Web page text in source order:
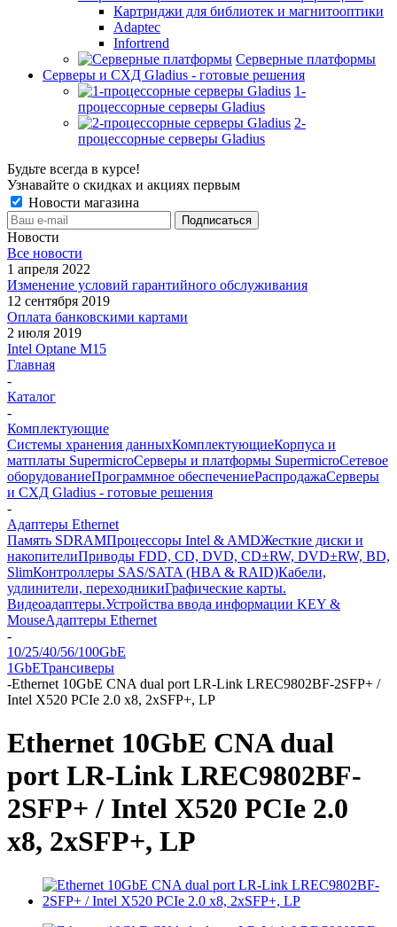
Картриджи для библиотек и магнитооптики
Adaptec
Infortrend
Серверные платформы
Серверы и СХД Gladius - готовые решения
1-
процессорные серверы Gladius
2-
процессорные серверы Gladius
Будьте всегда в курсе!
Узнавайте о скидках и акциях первым
Новости магазина
Новости
Все новости
1 апреля 2022
Изменение условий гарантийного обслуживания
12 сентября 2019
Оплата банковскими картами
2 июля 2019
Intel Optane M15
Главная
-
Каталог
-
Комплектующие
Системы хранения данныхКомплектующиеКорпуса и
матплаты SupermicroСерверы и платформы SupermicroСетевое
оборудованиеПрограммное обеспечениеРаспродажаСерверы
и СХД Gladius - готовые решения
-
Адаптеры Ethernet
Память SDRAMПроцессоры Intel & AMDЖесткие диски и
накопителиПриводы FDD, CD, DVD, CD±RW, DVD±RW, BD,
SlimКонтроллеры SAS/SATA (HBA & RAID)Кабели,
удлинители, переходникиГрафические карты.
Видеоадаптеры.Устройства ввода информации KEY &
MouseАдаптеры Ethernet
-
10/25/40/56/100GbE
1GbEТрансиверы
-Ethernet 10GbE CNA dual port LR-Link LREC9802BF-2SFP+ /
Intel X520 PCIe 2.0 x8, 2xSFP+, LP
Ethernet 10GbE CNA dual
port LR-Link LREC9802BF-
2SFP+ / Intel X520 PCIe 2.0
x8, 2xSFP+, LP